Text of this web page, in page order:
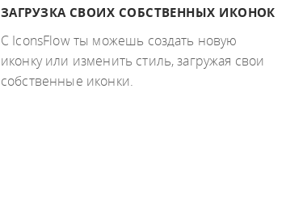
ЗАГРУЗКА СВОИХ СОБСТВЕННЫХ ИКОНОК
С IconsFlow ты можешь создать новую
иконку или изменить стиль, загружая свои
собственные иконки.